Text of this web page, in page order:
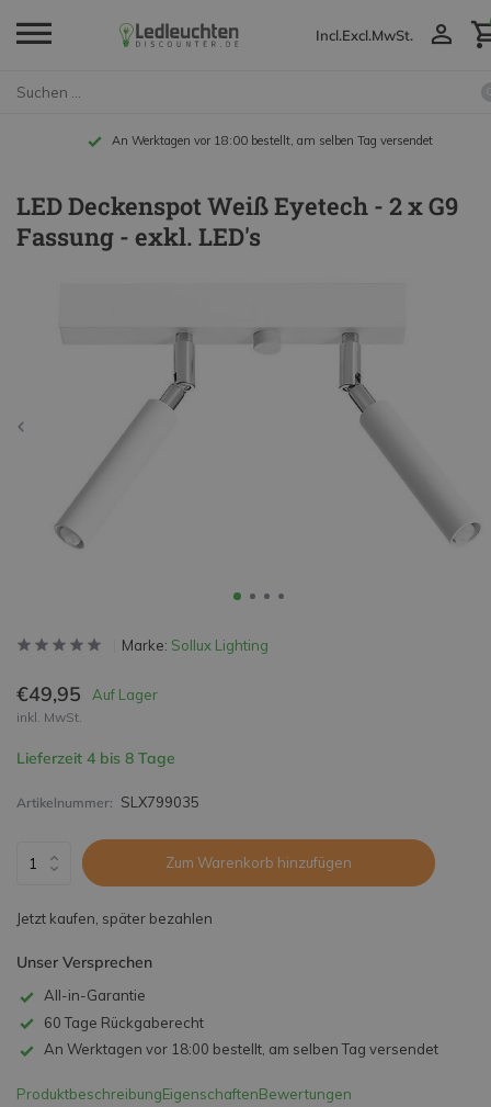
Incl.Excl.MwSt.
vor 18:00 bestellt, am selben Tag versendet
LED Deckenspot Weiß Eyetech - 2 x G9
Fassung - exkl. LED's
Marke: Sollux Lighting
€49,95 Auf Lager
inkl. MwSt.
Lieferzeit 4 bis 8 Tage
Artikelnummer: SLX799035
Zum Warenkorb hinzufügen
Jetzt kaufen, später bezahlen
Unser Versprechen
All-in-Garantie
60 Tage Rückgaberecht
An Werktagen vor 18:00 bestellt, am selben Tag versendet
ProduktbeschreibungEigenschaftenBewertungen